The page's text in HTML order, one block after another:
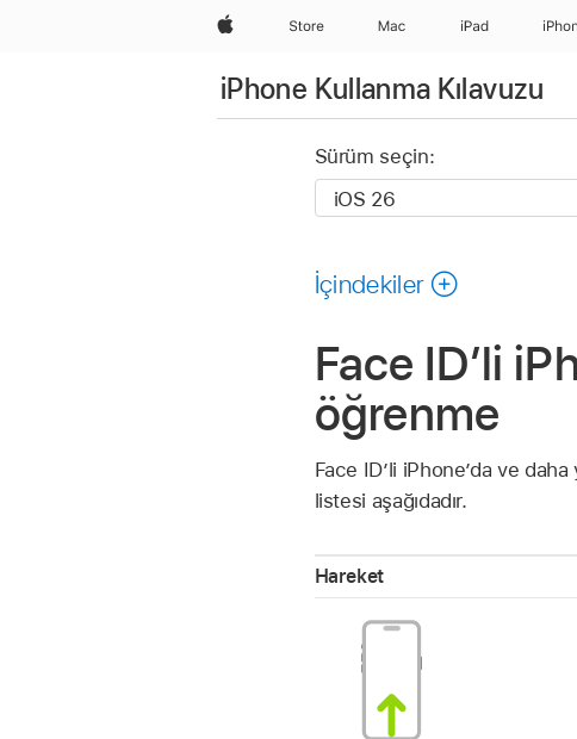
wzlhp Store Mac iPad
iPhone Kullanma Kılavuzu
Sürüm seçin:
İçindekiler
Face ID’li
öğrenme
Face ID’li iPhone’da ve
listesi aşağıdadır.
Hareket